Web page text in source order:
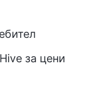
за цени